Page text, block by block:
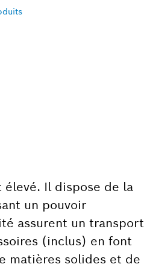
élevé. Il dispose de la
un pouvoir
assurent un transport
(inclus) en font
matières solides et de